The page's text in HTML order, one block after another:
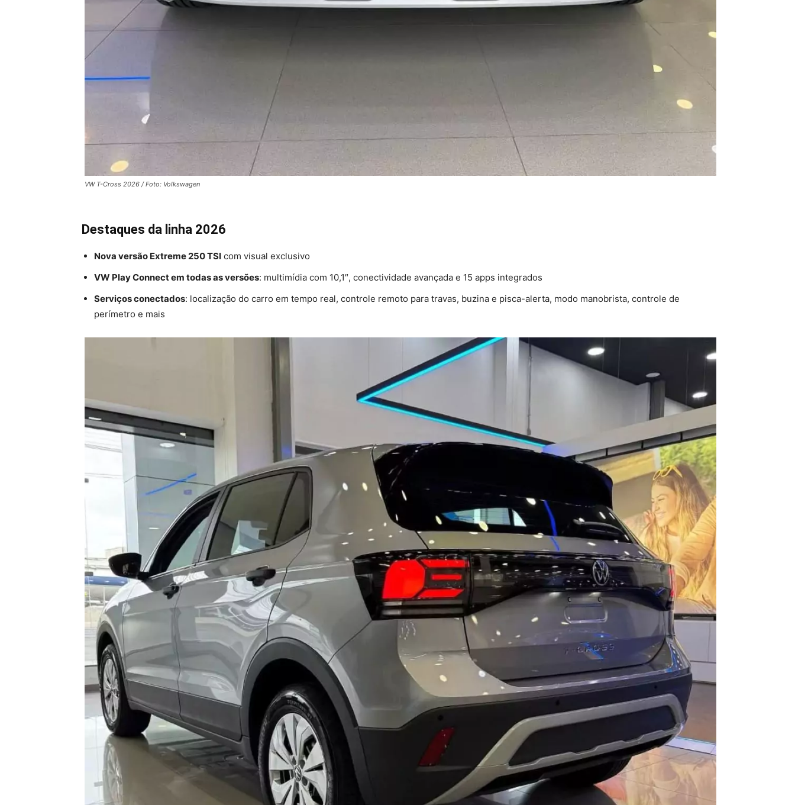
VW T-Cross 2026 / Foto: Volkswagen
Destaques da linha 2026
Nova versão Extreme 250 TSI com visual exclusivo
VW Play Connect em todas as versões: multimídia com 10,1″, conectividade avançada e 15 apps integrados
Serviços conectados: localização do carro em tempo real, controle remoto para travas, buzina e pisca-alerta, modo manobrista, controle de
perímetro e mais